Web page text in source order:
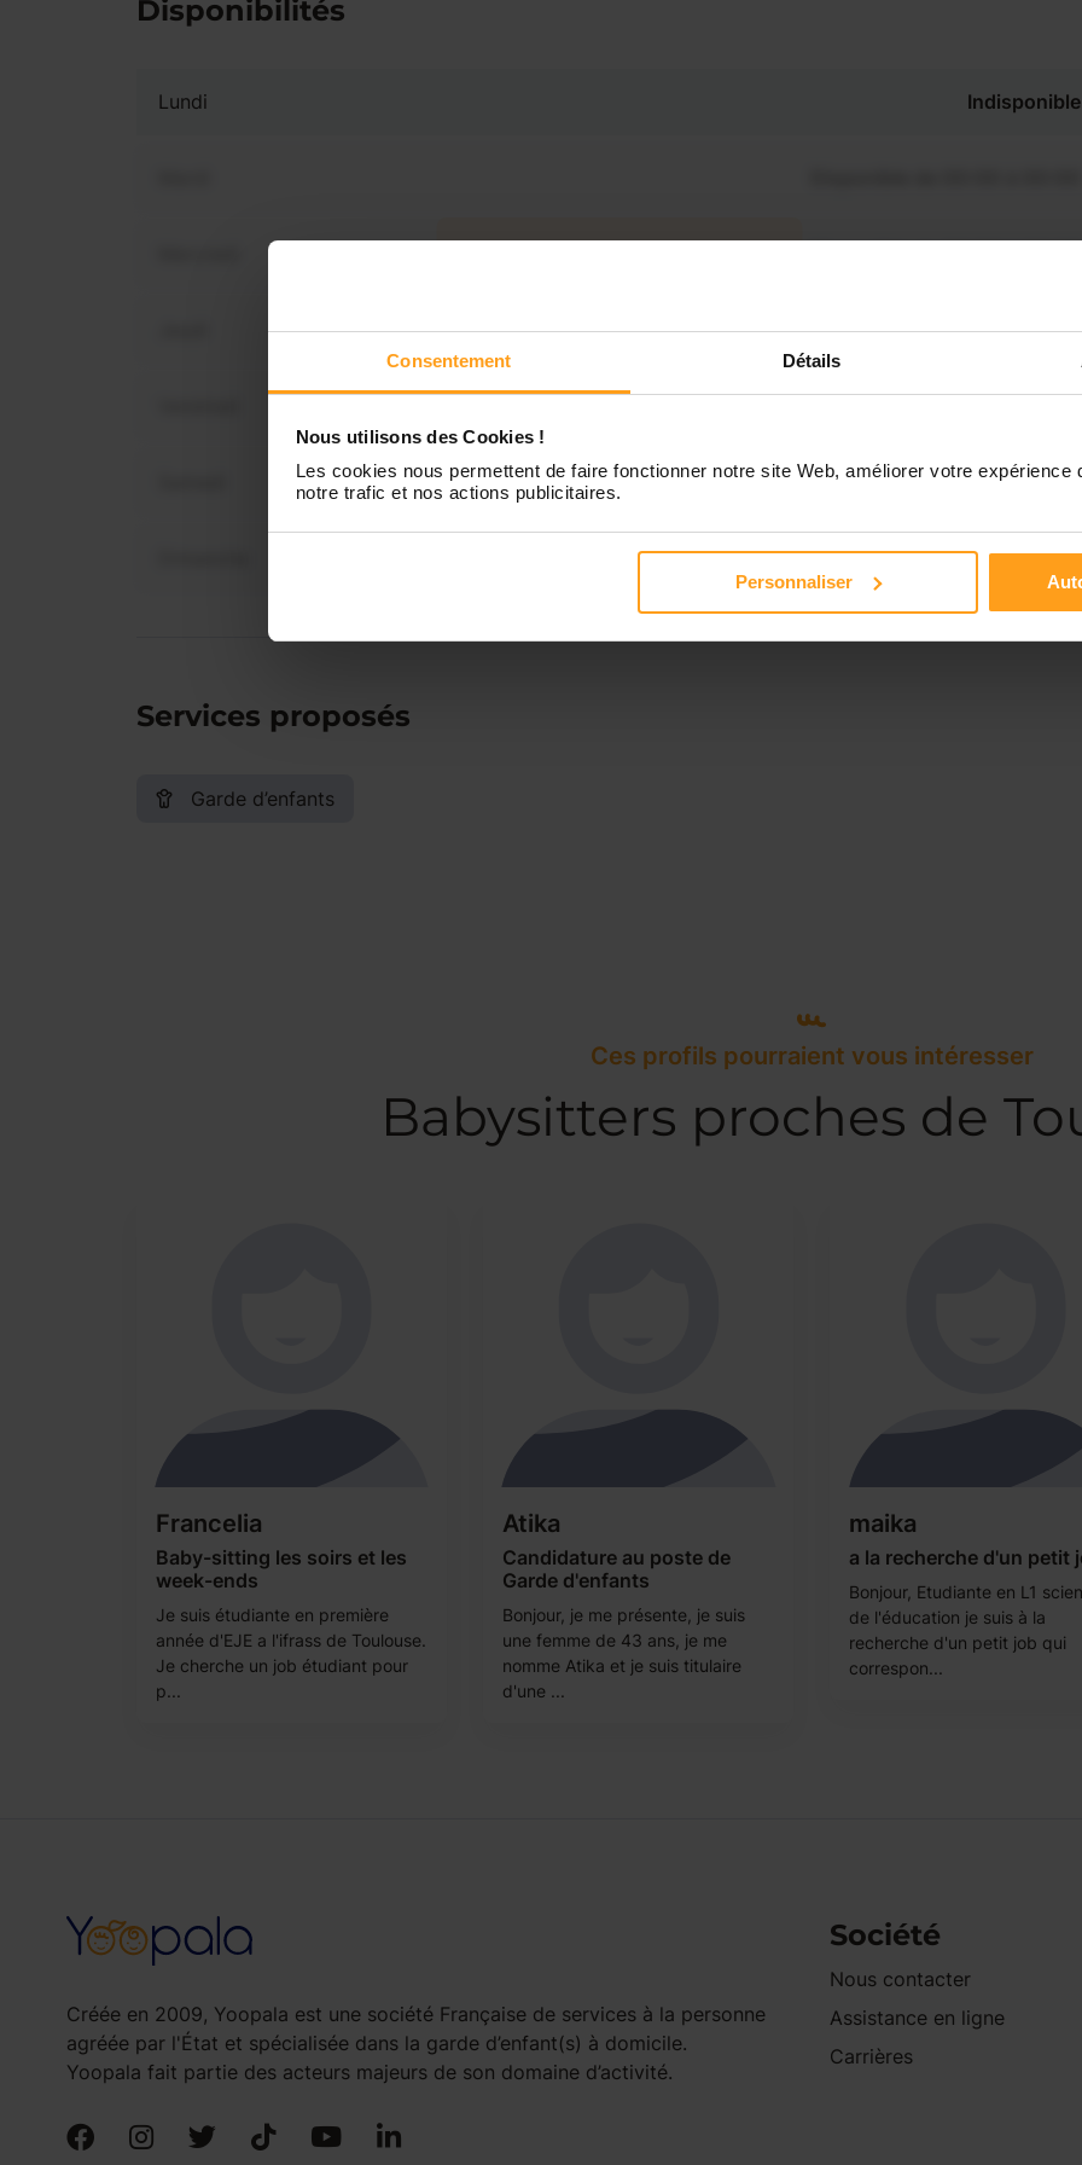
Consentement Détails
Nous utilisons des Cookies !
Les cookies nous permettent de faire fonctionner notre site Web, améliorer votre expérience
notre trafic et nos actions publicitaires.
Personnaliser
Disponibilités
Lundi Indisponible
Disponible de 00:00 à 00:00
Disponible de 00:00 à 00:00
Disponible de 00:00 à 00:00
Services proposés
Garde d’enfants
Ces profils pourraient vous intéresser
Babysitters proches de
Francelia
Baby-sitting les soirs et les
week-ends
Je suis étudiante en première
année d'EJE a l'ifrass de Toulouse.
Je cherche un job étudiant pour
p...
Atika
Candidature au poste de
Garde d'enfants
Bonjour, je me présente, je suis
une femme de 43 ans, je me
nomme Atika et je suis titulaire
d'une ...
maika
a la recherche d'un petit
Bonjour, Etudiante en L1
de l'éducation je suis à la
recherche d'un petit job qui
correspon...
Créée en 2009, Yoopala est une société Française de services à la personne
agréée par l'État et spécialisée dans la garde d’enfant(s) à domicile.
Yoopala fait partie des acteurs majeurs de son domaine d’activité.
Société
Nous contacter
Assistance en ligne
Carrières